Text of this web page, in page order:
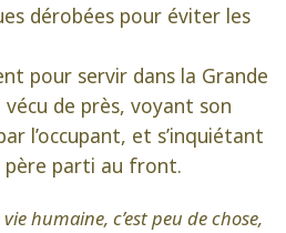
dérobées pour éviter les
pour servir dans la Grande
de près, voyant son
l’occupant, et s’inquiétant
père parti au front.
humaine, c’est peu de chose,